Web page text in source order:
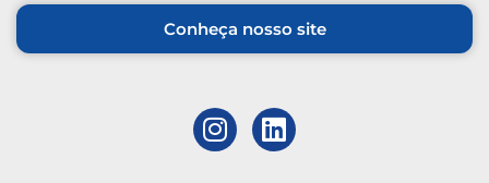
Conheça nosso site